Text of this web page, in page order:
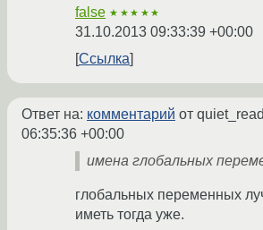
false ★★★★★
31.10.2013 09:33:39 +00:00
Ссылка
Ответ на: комментарий от
06:35:36 +00:00
имена глобальных
глобальных переменных
иметь тогда уже.